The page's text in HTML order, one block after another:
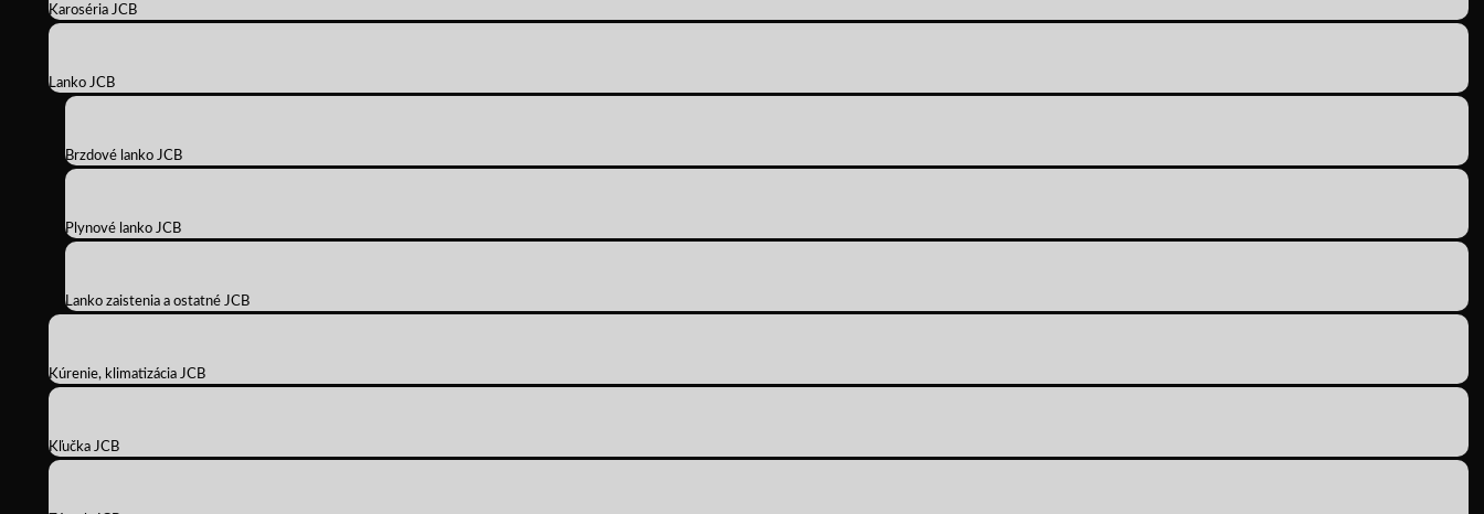
Karoséria JCB
Lanko JCB
Brzdové lanko JCB
Plynové lanko JCB
Lanko zaistenia a ostatné JCB
Kúrenie, klimatizácia JCB
Kľučka JCB